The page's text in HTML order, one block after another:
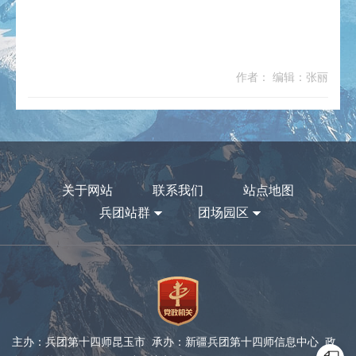
作者： 编辑：张丽
关于网站 联系我们
站点地图
兵团站群
团场园区
主办：兵团第十四师昆玉市 承办：新疆兵团第十四师信息中心 政